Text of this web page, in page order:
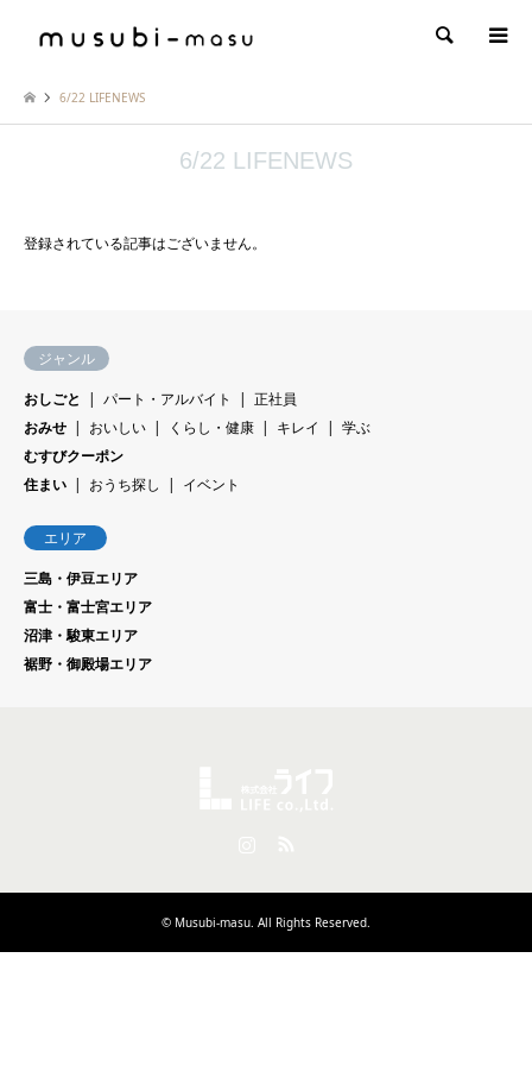
検索
6/22 LIFENEWS
6/22 LIFENEWS
登録されている記事はございません。
ジャンル
おしごと
パート・アルバイト
正社員
おみせ
おいしい くらし・健康 キレイ
学ぶ
むすびクーポン
住まい
おうち探し イベント
エリア
三島・伊豆エリア
富士・富士宮エリア
沼津・駿東エリア
裾野・御殿場エリア
© Musubi-masu. All Rights Reserved.